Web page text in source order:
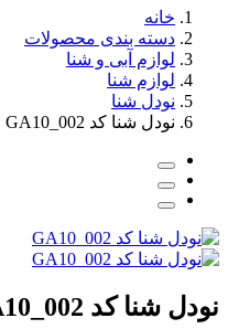
خانه
دسته بندی محصولات
لوازم آبی و شنا
لوازم شنا
نودل شنا
نودل شنا کد GA10_002
نودل شنا کد GA10_002